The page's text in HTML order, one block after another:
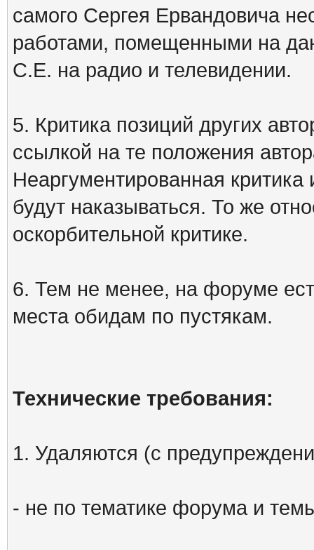
самого Сергея Ервандовича
работами, помещенными на
С.Е. на радио и телевидении.
5. Критика позиций других
ссылкой на те положения
Неаргументированная
будут наказываться. То же
оскорбительной критике.
6. Тем не менее, на форуме
места обидам по пустякам.
Технические требования:
1. Удаляются (с
- не по тематике форума и